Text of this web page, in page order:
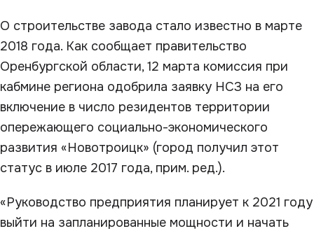
О строительстве завода стало известно в марте
2018 года. Как сообщает правительство
Оренбургской области, 12 марта комиссия при
кабмине региона одобрила заявку НСЗ на его
включение в число резидентов территории
опережающего социально-экономического
развития «Новотроицк» (город получил этот
статус в июле 2017 года, прим. ред.).
«Руководство предприятия планирует к 2021 году
выйти на запланированные мощности и начать